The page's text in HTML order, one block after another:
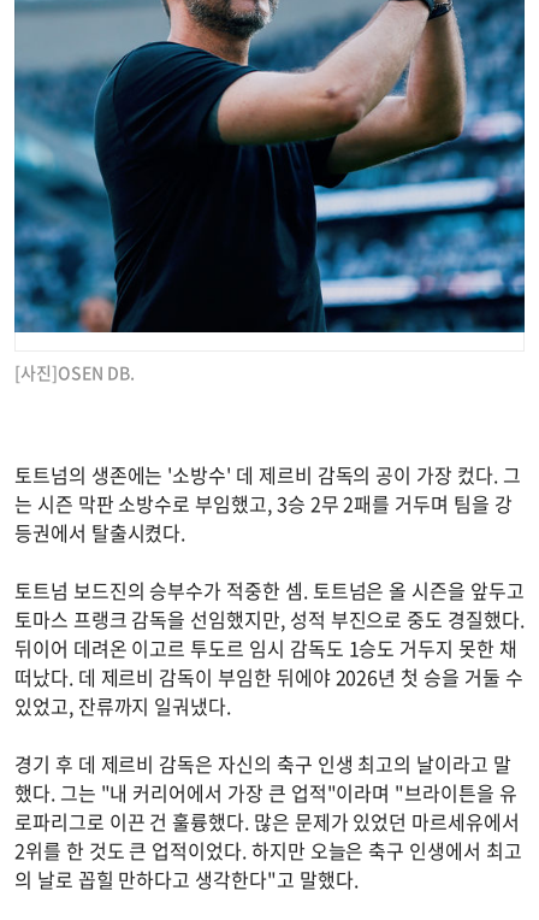
[사진]OSEN DB.
토트넘의 생존에는 '소방수' 데 제르비 감독의 공이 가장 컸다. 그
는 시즌 막판 소방수로 부임했고, 3승 2무 2패를 거두며 팀을 강
등권에서 탈출시켰다.
토트넘 보드진의 승부수가 적중한 셈. 토트넘은 올 시즌을 앞두고
토마스 프랭크 감독을 선임했지만, 성적 부진으로 중도 경질했다.
뒤이어 데려온 이고르 투도르 임시 감독도 1승도 거두지 못한 채
떠났다. 데 제르비 감독이 부임한 뒤에야 2026년 첫 승을 거둘 수
있었고, 잔류까지 일궈냈다.
경기 후 데 제르비 감독은 자신의 축구 인생 최고의 날이라고 말
했다. 그는 "내 커리어에서 가장 큰 업적"이라며 "브라이튼을 유
로파리그로 이끈 건 훌륭했다. 많은 문제가 있었던 마르세유에서
2위를 한 것도 큰 업적이었다. 하지만 오늘은 축구 인생에서 최고
의 날로 꼽힐 만하다고 생각한다"고 말했다.